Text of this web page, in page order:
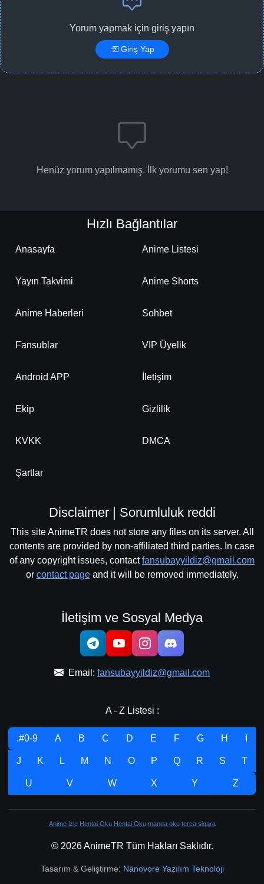
Yorum yapmak için giriş yapın
Giriş Yap
Henüz yorum yapılmamış. İlk yorumu sen yap!
Hızlı Bağlantılar
Anasayfa Anime Listesi
Yayın Takvimi Anime Shorts
Anime Haberleri Sohbet
Fansublar VIP Üyelik
Android APP İletişim
Ekip Gizlilik
KVKK DMCA
Şartlar
Disclaimer | Sorumluluk reddi
This site AnimeTR does not store any files on its server. All
contents are provided by non-affiliated third parties. In case
of any copyright issues, contactfansubayyildiz@gmail.com
or contact pageand it will be removed immediately.
İletişim ve Sosyal Medya
Email: fansubayyildiz@gmail.com
A - Z Listesi :
.#0-9 A B C D E F G H
J K L M N O P Q R S T
U V W X Y Z
Anime izle Hentai Oku Hentai Oku manga oku terea sigara
© 2026 AnimeTR Tüm Hakları Saklıdır.
Tasarım & Geliştirme: Nanovore Yazılım Teknoloji